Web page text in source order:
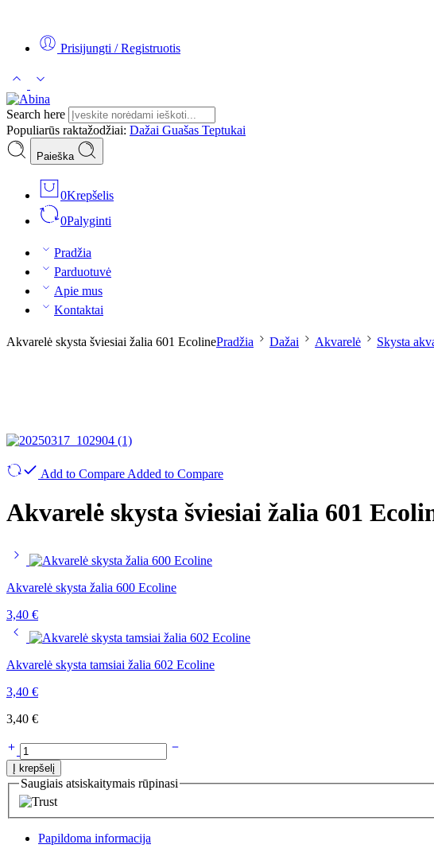
Prisijungti / Registruotis
Search here
Populiarūs raktažodžiai: Dažai Guašas Teptukai
Paieška
0Krepšelis
0Palyginti
Pradžia
Parduotuvė
Apie mus
Kontaktai
Akvarelė skysta šviesiai žalia 601 EcolinePradžia Dažai Akvarelė Skysta
Add to Compare Added to Compare
Akvarelė skysta šviesiai žalia 601
Akvarelė skysta žalia 600 Ecoline
3,40 €
Akvarelė skysta tamsiai žalia 602 Ecoline
3,40 €
3,40 €
Į krepšelį
Saugiais atsiskaitymais rūpinasi
Papildoma informacija